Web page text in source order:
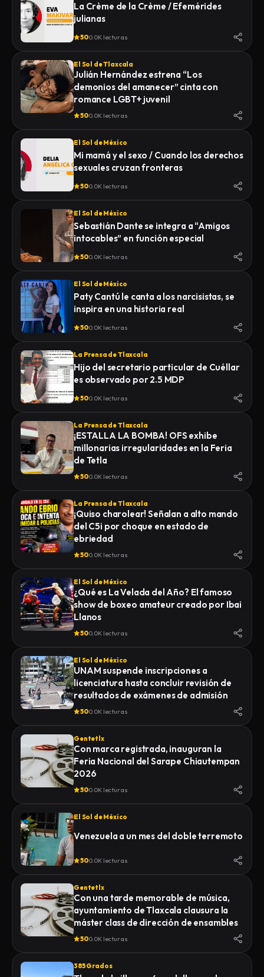
La Crème de la Crème / Efemérides
julianas
500.0K lecturas
El Sol de Tlaxcala
Julián Hernández estrena “Los
demonios del amanecer” cinta con
romance LGBT+ juvenil
500.0K lecturas
El Sol de México
Mi mamá y el sexo / Cuando los derechos
sexuales cruzan fronteras
500.0K lecturas
El Sol de México
Sebastián Dante se integra a “Amigos
intocables” en función especial
500.0K lecturas
El Sol de México
Paty Cantú le canta a los narcisistas, se
inspira en una historia real
500.0K lecturas
La Prensa de Tlaxcala
Hijo del secretario particular de Cuéllar
es observado por 2.5 MDP
500.0K lecturas
La Prensa de Tlaxcala
¡ESTALLA LA BOMBA! OFS exhibe
millonarias irregularidades en la Feria
de Tetla
500.0K lecturas
La Prensa de Tlaxcala
¡Quiso charolear! Señalan a alto mando
del C5i por choque en estado de
ebriedad
500.0K lecturas
El Sol de México
¿Qué es La Velada del Año? El famoso
show de boxeo amateur creado por Ibai
Llanos
500.0K lecturas
El Sol de México
UNAM suspende inscripciones a
licenciatura hasta concluir revisión de
resultados de exámenes de admisión
500.0K lecturas
Gentetlx
Con marca registrada, inauguran la
Feria Nacional del Sarape Chiautempan
2026
500.0K lecturas
El Sol de México
Venezuela a un mes del doble terremoto
500.0K lecturas
Gentetlx
Con una tarde memorable de música,
ayuntamiento de Tlaxcala clausura la
máster class de dirección de ensambles
500.0K lecturas
385 Grados